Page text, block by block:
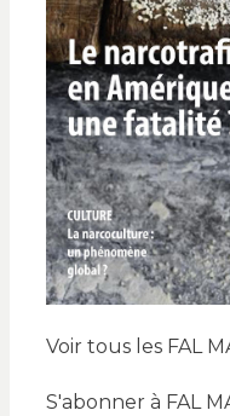
Voir tous les FAL
S'abonner à FAL